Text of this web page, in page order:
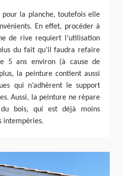
pour la planche, toutefois elle
En effet, procéder à
de rive requiert l’utilisation
du fait qu’il faudra refaire
5 ans environ (à cause de
la peinture contient aussi
qui n’adhèrent le support
Aussi, la peinture ne répare
du bois, qui est déjà moins
intempéries.